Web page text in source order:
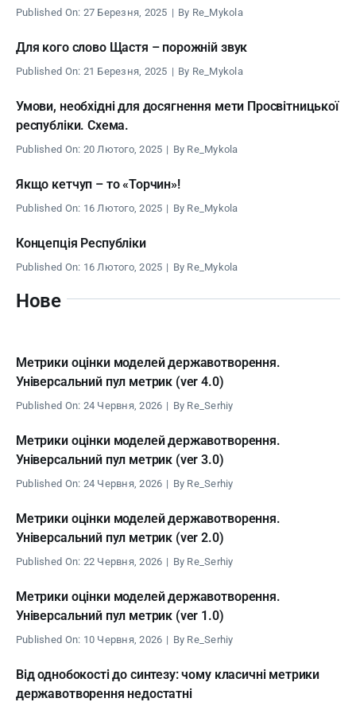
Published On: 27 Березня, 2025 | By Re_Mykola
Для кого слово Щастя – порожній звук
Published On: 21 Березня, 2025 | By Re_Mykola
Умови, необхідні для досягнення мети Просвітницької
республіки. Схема.
Published On: 20 Лютого, 2025 | By Re_Mykola
Якщо кетчуп – то «Торчин»!
Published On: 16 Лютого, 2025 | By Re_Mykola
Концепція Республіки
Published On: 16 Лютого, 2025 | By Re_Mykola
Нове
Метрики оцінки моделей державотворення.
Універсальний пул метрик (ver 4.0)
Published On: 24 Червня, 2026 | By Re_Serhiy
Метрики оцінки моделей державотворення.
Універсальний пул метрик (ver 3.0)
Published On: 24 Червня, 2026 | By Re_Serhiy
Метрики оцінки моделей державотворення.
Універсальний пул метрик (ver 2.0)
Published On: 22 Червня, 2026 | By Re_Serhiy
Метрики оцінки моделей державотворення.
Універсальний пул метрик (ver 1.0)
Published On: 10 Червня, 2026 | By Re_Serhiy
Від однобокості до синтезу: чому класичні метрики
державотворення недостатні